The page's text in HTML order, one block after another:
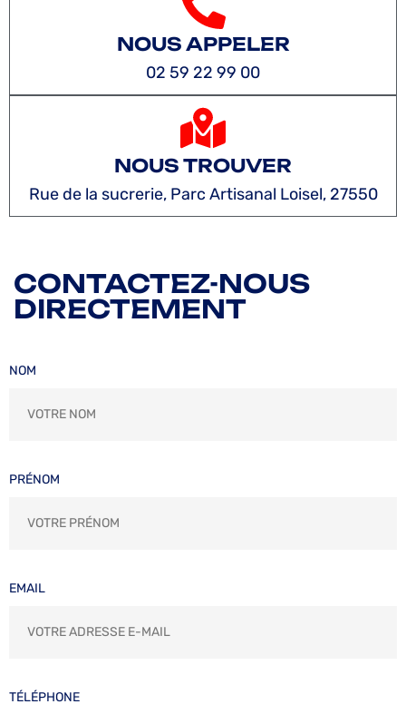
NOUS APPELER
02 59 22 99 00
NOUS TROUVER
Rue de la sucrerie, Parc Artisanal Loisel, 27550
CONTACTEZ-NOUS
DIRECTEMENT
NOM
PRÉNOM
EMAIL
TÉLÉPHONE